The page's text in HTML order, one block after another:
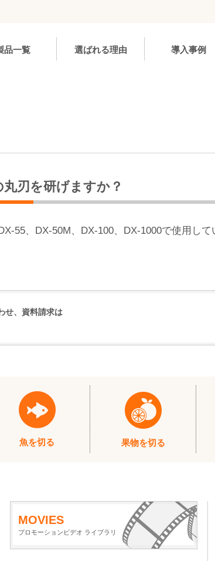
品一覧 選ばれる理由 導入事例
丸刃を研げますか？
55、DX-50M、DX-100、DX-1000で使用して
せ、資料請求は
魚を切る 果物を切る
MOVIES
プロモーションビデオ ライブラリ